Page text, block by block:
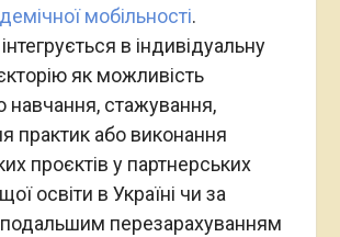
мобільності.
в індивідуальну
як можливість
навчання, стажування,
практик або виконання
проєктів у партнерських
освіти в Україні чи за
перезарахуванням